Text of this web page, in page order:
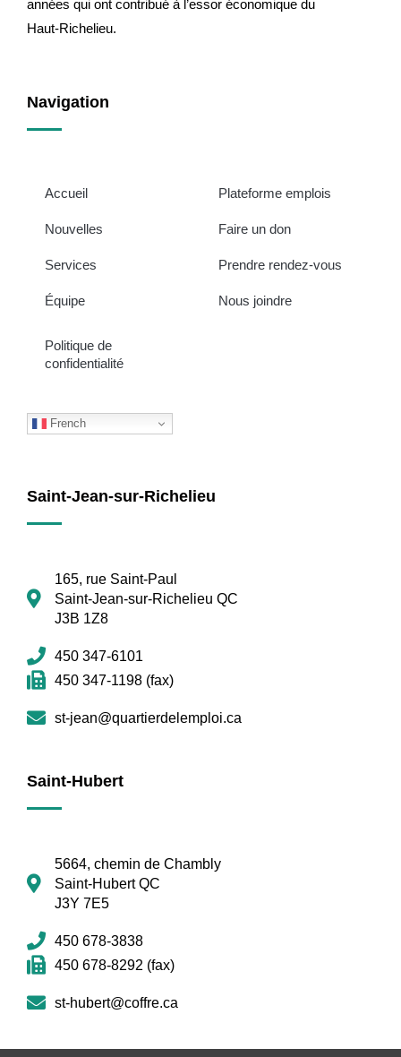
années qui ont contribué à l’essor économique du
Haut-Richelieu.
Navigation
Accueil
Nouvelles
Services
Équipe
Plateforme emplois
Faire un don
Prendre rendez-vous
Nous joindre
Politique de
confidentialité
French
Saint-Jean-sur-Richelieu
165, rue Saint-Paul
Saint-Jean-sur-Richelieu QC
J3B 1Z8
450 347-6101
450 347-1198 (fax)
st-jean@quartierdelemploi.ca
Saint-Hubert
5664, chemin de Chambly
Saint-Hubert QC
J3Y 7E5
450 678-3838
450 678-8292 (fax)
st-hubert@coffre.ca